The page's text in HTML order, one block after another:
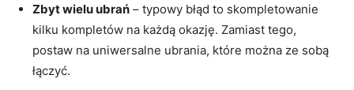
Zbyt wielu ubrań – typowy błąd ​to skompletowanie​
kilku kompletów na każdą okazję. Zamiast tego,
postaw na ‌uniwersalne ubrania, które ⁢można ⁤ze sobą
łączyć.